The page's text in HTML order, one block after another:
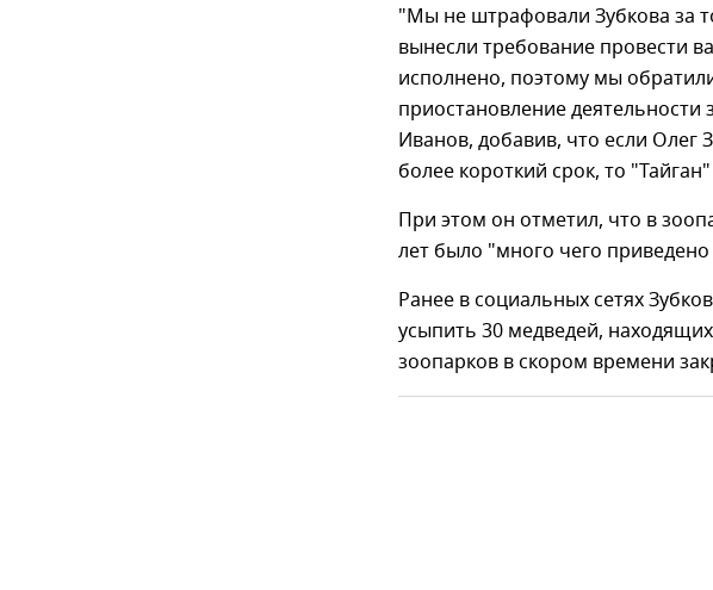
"Мы не штрафовали Зубкова за
вынесли требование провести
исполнено, поэтому мы
приостановление деятельности
Иванов, добавив, что если Олег
более короткий срок, то
При этом он отметил, что в
лет было "много чего
Ранее в социальных сетях
усыпить 30 медведей,
зоопарков в скором времени